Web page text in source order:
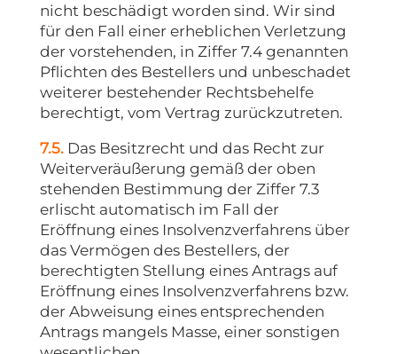
nicht beschädigt worden sind. Wir sind
für den Fall einer erheblichen Verletzung
der vorstehenden, in Ziffer 7.4 genannten
Pflichten des Bestellers und unbeschadet
weiterer bestehender Rechtsbehelfe
berechtigt, vom Vertrag zurückzutreten.
7.5.Das Besitzrecht und das Recht zur
Weiterveräußerung gemäß der oben
stehenden Bestimmung der Ziffer 7.3
erlischt automatisch im Fall der
Eröffnung eines Insolvenzverfahrens über
das Vermögen des Bestellers, der
berechtigten Stellung eines Antrags auf
Eröffnung eines Insolvenzverfahrens bzw.
der Abweisung eines entsprechenden
Antrags mangels Masse, einer sonstigen